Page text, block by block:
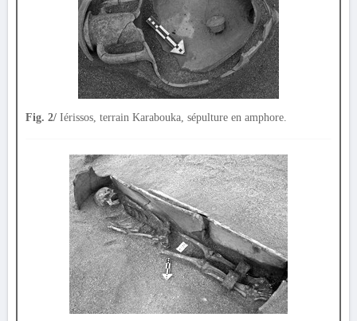
Fig. 2/ Iérissos, terrain Karabouka, sépulture en amphore.